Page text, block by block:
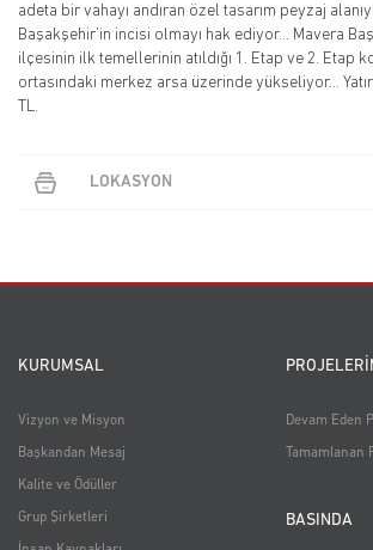
adeta bir vahayı andıran özel tasarım peyzaj
Başakşehir’in incisi olmayı hak ediyor… Mavera
ilçesinin ilk temellerinin atıldığı 1. Etap ve 2. Etap
ortasındaki merkez arsa üzerinde yükseliyor...
TL.
LOKASYON
KURUMSAL
Vizyon ve Misyon
Başkandan Mesaj
Kalite ve Ödüller
Grup Şirketleri
Devam Eden
BASINDA